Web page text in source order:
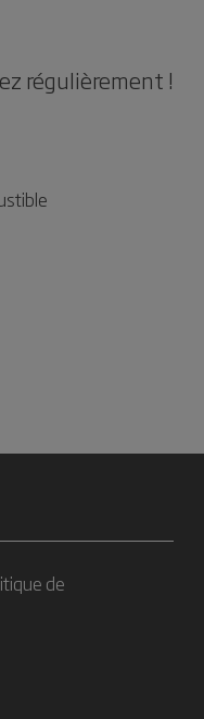
régulièrement !
de